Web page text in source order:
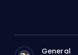
General